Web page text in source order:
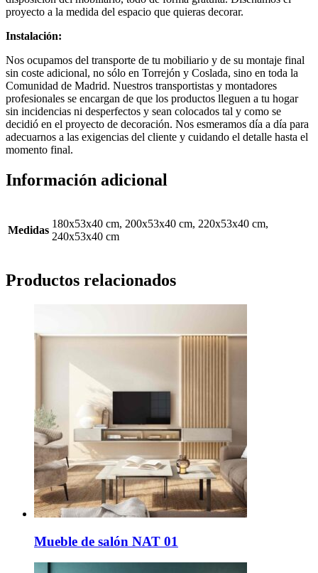
proyecto a la medida del espacio que quieras decorar.
Instalación:
Nos ocupamos del transporte de tu mobiliario y de su montaje final
sin coste adicional, no sólo en Torrejón y Coslada, sino en toda la
Comunidad de Madrid. Nuestros transportistas y montadores
profesionales se encargan de que los productos lleguen a tu hogar
sin incidencias ni desperfectos y sean colocados tal y como se
decidió en el proyecto de decoración. Nos esmeramos día a día para
adecuarnos a las exigencias del cliente y cuidando el detalle hasta el
momento final.
Información adicional
Medidas
180x53x40 cm, 200x53x40 cm, 220x53x40 cm,
240x53x40 cm
Productos relacionados
Mueble de salón NAT 01